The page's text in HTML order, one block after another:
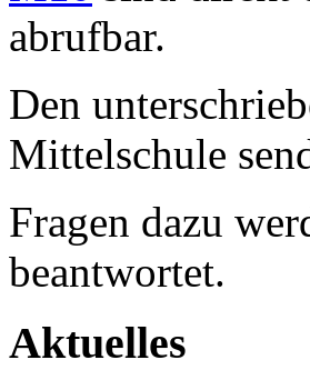
abrufbar.
Den
Mittelschule
Fragen dazu
beantwortet.
Aktuelles